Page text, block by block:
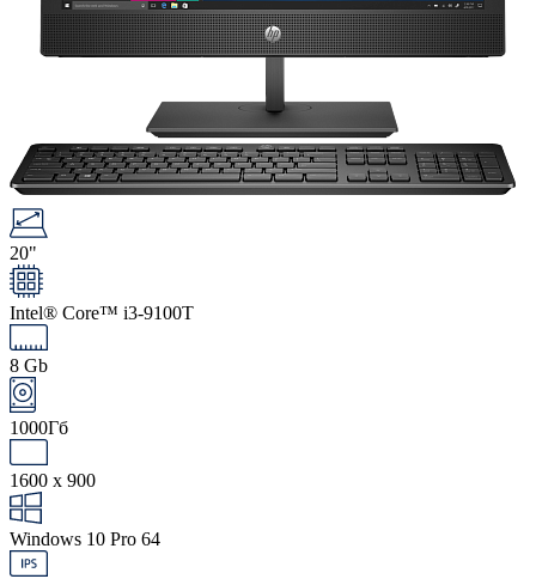
20"
Intel® Core™ i3-9100T
8 Gb
1000Гб
1600 x 900
Windows 10 Pro 64